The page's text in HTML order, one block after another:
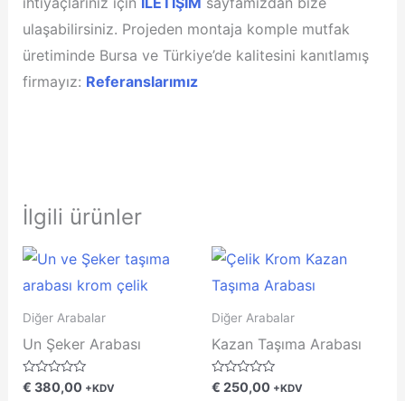
ulaşabilirsiniz. Projeden montaja komple mutfak
üretiminde Bursa ve Türkiye’de kalitesini kanıtlamış
firmayız: Referanslarımız
İlgili ürünler
Diğer Arabalar
Un Şeker Arabası
5
€ 380,00 +KDV
Diğer Arabalar
Kazan Taşıma Arabası
5
€ 250,00 +KDV